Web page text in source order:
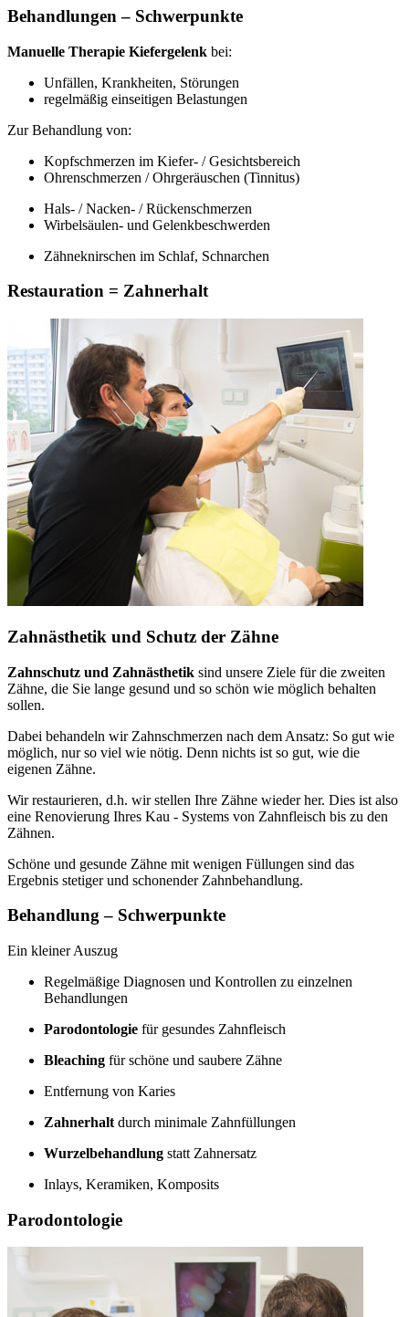
Behandlungen – Schwerpunkte
Manuelle Therapie Kiefergelenk bei:
Unfällen, Krankheiten, Störungen
regelmäßig einseitigen Belastungen
Zur Behandlung von:
Kopfschmerzen im Kiefer- / Gesichtsbereich
Ohrenschmerzen / Ohrgeräuschen (Tinnitus)
Hals- / Nacken- / Rückenschmerzen
Wirbelsäulen- und Gelenkbeschwerden
Zähneknirschen im Schlaf, Schnarchen
Restauration = Zahnerhalt
Zahnästhetik und Schutz der Zähne
Zahnschutz und Zahnästhetik sind unsere Ziele für die zweiten
Zähne, die Sie lange gesund und so schön wie möglich behalten
sollen.
Dabei behandeln wir Zahnschmerzen nach dem Ansatz: So gut wie
möglich, nur so viel wie nötig. Denn nichts ist so gut, wie die
eigenen Zähne.
Wir restaurieren, d.h. wir stellen Ihre Zähne wieder her. Dies ist also
eine Renovierung Ihres Kau - Systems von Zahnfleisch bis zu den
Zähnen.
Schöne und gesunde Zähne mit wenigen Füllungen sind das
Ergebnis stetiger und schonender Zahnbehandlung.
Behandlung – Schwerpunkte
Ein kleiner Auszug
Regelmäßige Diagnosen und Kontrollen zu einzelnen
Behandlungen
Parodontologie für gesundes Zahnfleisch
Bleaching für schöne und saubere Zähne
Entfernung von Karies
Zahnerhalt durch minimale Zahnfüllungen
Wurzelbehandlung statt Zahnersatz
Inlays, Keramiken, Komposits
Parodontologie